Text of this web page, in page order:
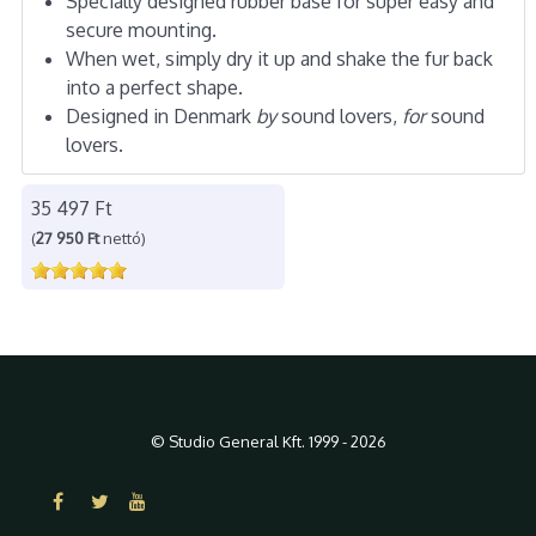
secure mounting.
When wet, simply dry it up and shake the fur back
into a perfect shape.
Designed in Denmark bysound lovers, forsound
lovers.
35 497 Ft
(27 950 Ftnettó)
© Studio General Kft. 1999 - 2026